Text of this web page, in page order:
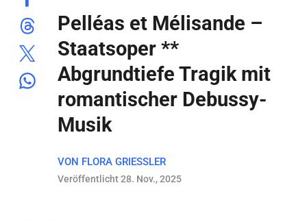
Pelléas et Mélisande –
Staatsoper **
Abgrundtiefe Tragik mit
romantischer Debussy-
Musik
VON FLORA GRIESSLER
Veröffentlicht 28. Nov., 2025